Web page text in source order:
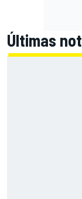
Últimas